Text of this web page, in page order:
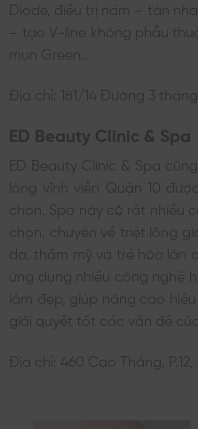
Diode, điều trị nám – tàn
– tạo V-line không phẫu
mụn Green…
Địa chỉ: 181/14 Đường 3
ED Beauty Clinic & Spa
ED Beauty Clinic & Spa
lông vĩnh viễn Quận 10
chọn. Spa này có rất nhiều
chọn, chuyên về triệt lông
da, thẩm mỹ và trẻ hóa làn
ứng dụng nhiều công nghệ
làm đẹp, giúp nâng cao
giải quyết tốt các vấn đề
Địa chỉ: 460 Cao Thắng,